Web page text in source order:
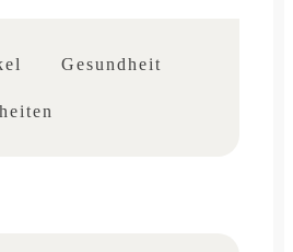
Gesundheit